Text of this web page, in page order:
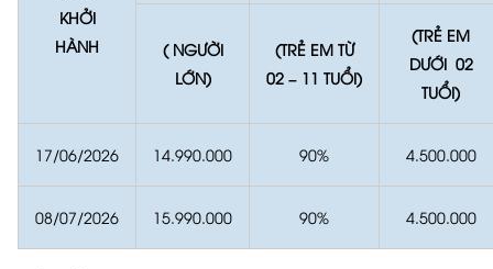
KHỞI
HÀNH
( NGƯỜI
LỚN)
(TRẺ EM TỪ
02 – 11 TUỔI)
(TRẺ EM
DƯỚI 02
TUỔI)
17/06/2026 14.990.000 90% 4.500.000
08/07/2026 15.990.000 90% 4.500.000